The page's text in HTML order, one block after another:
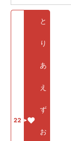
22
と
り
あ
え
ず
お